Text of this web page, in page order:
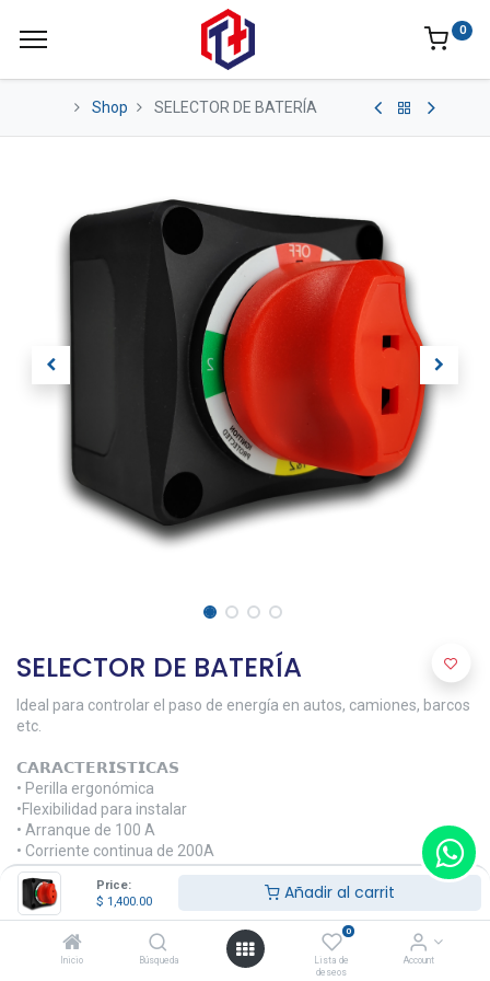
Price:
$ 1,400.00 Añadir al carrit
Inicio Búsqueda
0
Lista de
deseos
Account
0
Shop SELECTOR DE BATERÍA
SELECTOR DE BATERÍA
Ideal para controlar el paso de energía en autos, camiones, barcos
etc.
𝗖𝗔𝗥𝗔𝗖𝗧𝗘𝗥𝗜𝗦𝗧𝗜𝗖𝗔𝗦
• Perilla ergonómica
•Flexibilidad para instalar
• Arranque de 100 A
• Corriente continua de 200A
• 48 V
• Protección de ignición
𝗠𝗔𝗧𝗘𝗥𝗜𝗔𝗟𝗘𝗦
• Fibra de vidrio reforzado con nylon